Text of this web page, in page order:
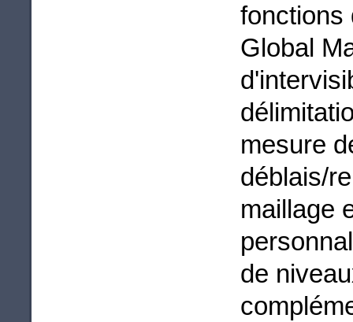
fonctions
Global
mesure
déblais/
maillage
de